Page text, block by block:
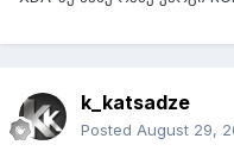
k_katsadze
Posted August 29,